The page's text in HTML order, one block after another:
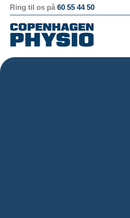
indholdet
Ring til os på 60 55 44 50